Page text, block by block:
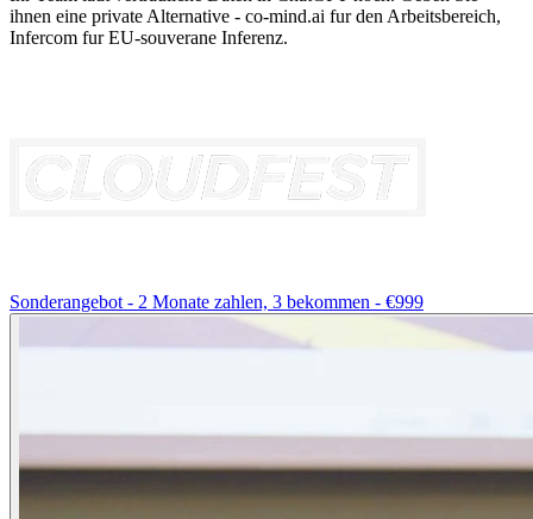
ihnen eine private Alternative - co-mind.ai fur den Arbeitsbereich,
Infercom fur EU-souverane Inferenz.
Sonderangebot - 2 Monate zahlen, 3 bekommen - €999